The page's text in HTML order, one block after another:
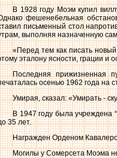
В 1928 году Моэм купил
фешенебельная
письменный стол
выполняя назначенную
«Перед тем как писать
эталону ясности, грации и
Последняя прижизненная
осенью 1962 года на
Умирая, сказал: «Умирать -
В 1947 году была учреждена
35 лет.
Награжден Орденом
Могилы у Сомерсета Моэма